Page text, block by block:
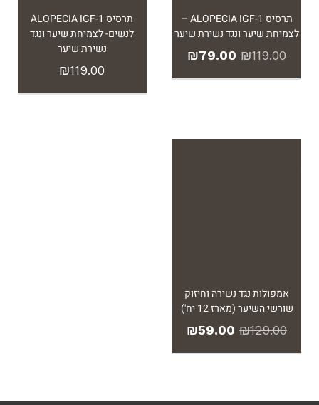
תרסיס ALOPECIA IGF-1 –
לצמיחת שיער ונגד נשירת שיער
₪119.00
₪79.00
תרסיס ALOPECIA IGF-1
לנשים- לצמיחת שיער ונגד
נשירת שיער
₪119.00
אמפולות נגד נשירה וחיזוק
שורשי השיער (מארז 12 יח')
₪129.00
₪59.00